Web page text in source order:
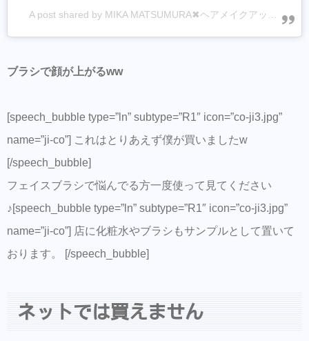
ブラシで顔が上がるww
[speech_bubble type=”ln” subtype=”R1″ icon=”co-ji3.jpg”
name=”ji-co”] これはとりあえず僕が買いましたw
[/speech_bubble]
フェイスブラシで悩んでる方一度使って見てください
♪[speech_bubble type=”ln” subtype=”R1″ icon=”co-ji3.jpg”
name=”ji-co”] 店に化粧水やブラシもサンプルとして置いて
おります。 [/speech_bubble]
ネットでは買えません